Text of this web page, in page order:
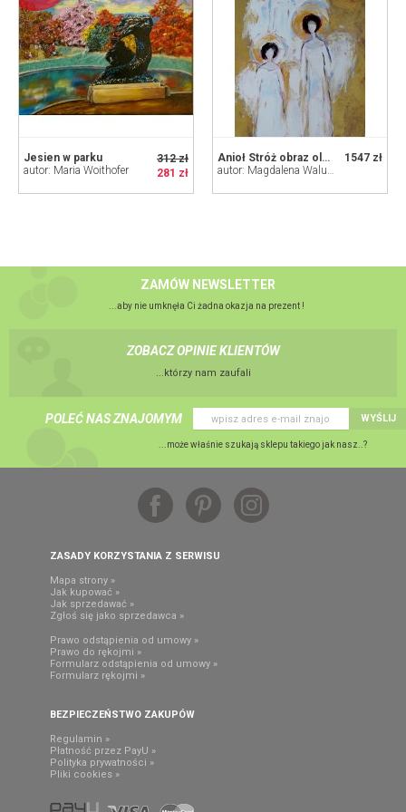
312 zł
281 zł
Jesien w parku
autor: Maria Woithofer
1547 zł
Anioł Stróż obraz olejny 60 x 80
autor: Magdalena Walulik
ZAMÓW NEWSLETTER
...aby nie umknęła Ci żadna okazja na prezent !
ZOBACZ OPINIE KLIENTÓW
...którzy nam zaufali
POLEĆ NAS ZNAJOMYM WYŚLIJ
...może właśnie szukają sklepu takiego jak nasz..?
ZASADY KORZYSTANIA Z SERWISU
Mapa strony »
Jak kupować »
Jak sprzedawać »
Zgłoś się jako sprzedawca »
Prawo odstąpienia od umowy »
Prawo do rękojmi »
Formularz odstąpienia od umowy »
Formularz rękojmi »
BEZPIECZEŃSTWO ZAKUPÓW
Regulamin »
Płatność przez PayU »
Polityka prywatności »
Pliki cookies »